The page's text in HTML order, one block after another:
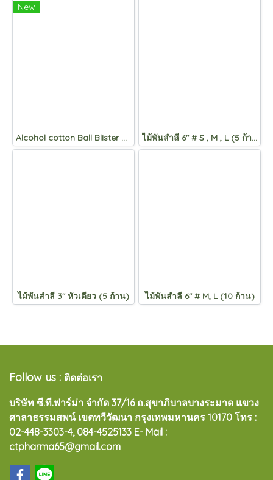
New
Alcohol cotton Ball Blister Pack ไม้พันสำลี 6" # S , M , L (5 ก้าน)
ไม้พันสำลี 3" หัวเดียว (5 ก้าน) ไม้พันสำลี 6" # M, L (10 ก้าน)
Follow us : ติดต่อเรา
บริษัท ซี.ที.ฟาร์ม่า จำกัด 37/16 ถ.สุขาภิบาลบางระมาด แขวง
ศาลาธรรมสพน์ เขตทวีวัฒนา กรุงเทพมหานคร 10170 โทร :
02-448-3303-4, 084-4525133 E- Mail :
ctpharma65@gmail.com